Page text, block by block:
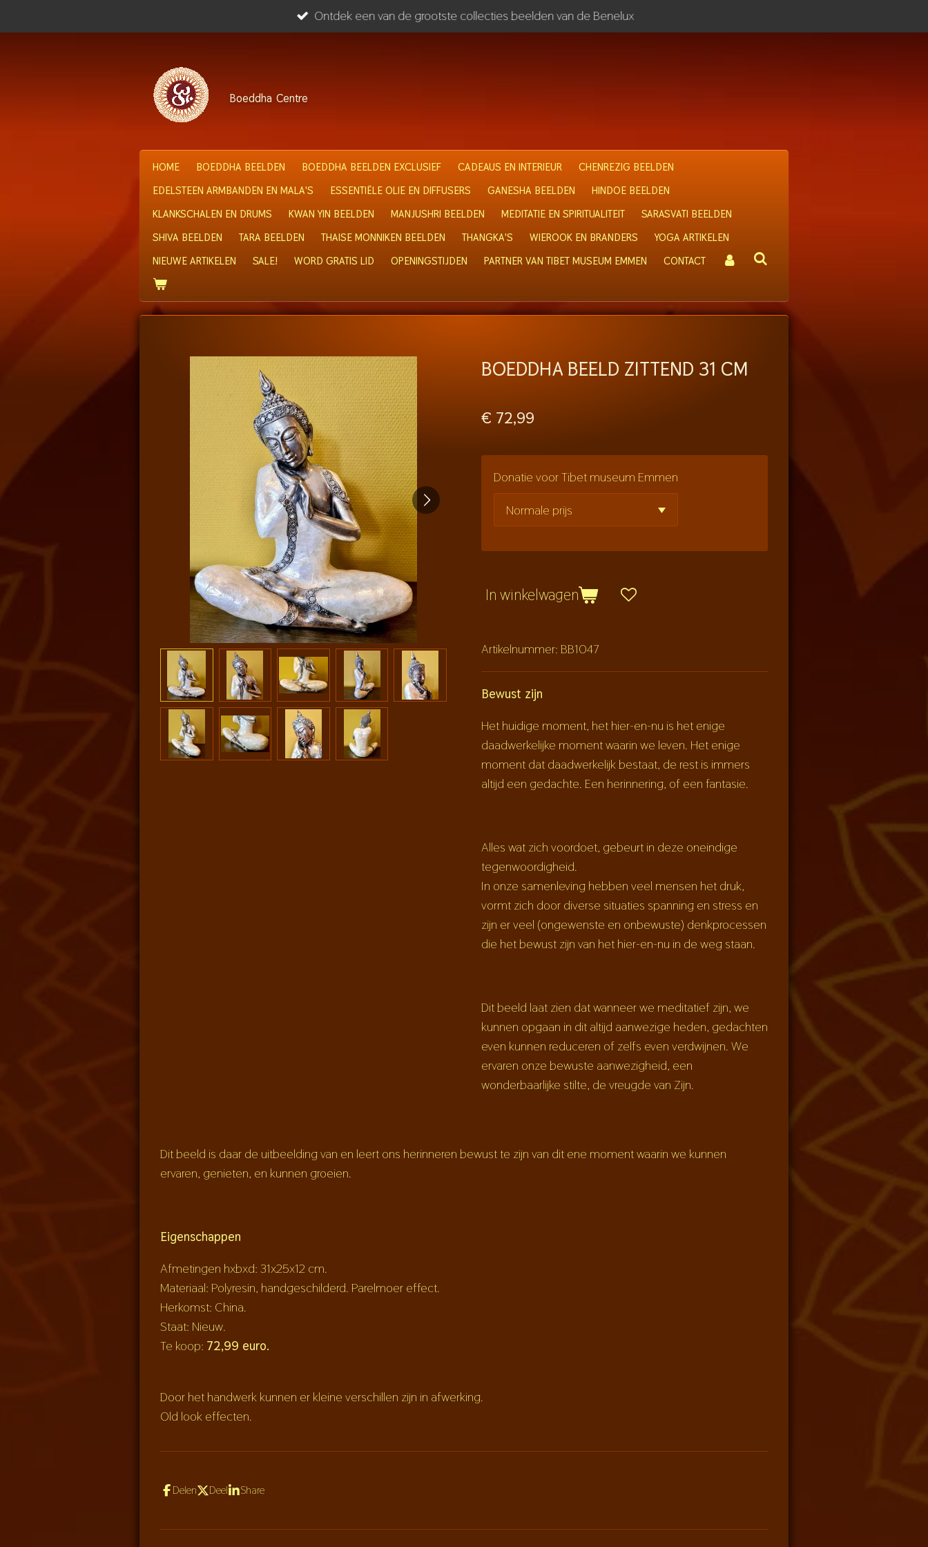
direct
Ontdek een van de grootste collecties beelden van de Benelux
Boeddha Centre
HOME BOEDDHA BEELDEN BOEDDHA BEELDEN EXCLUSIEF CADEAUS EN INTERIEUR
CHENREZIG BEELDEN
EDELSTEEN ARMBANDEN EN MALA'S
ESSENTIËLE OLIE EN DIFFUSERS GANESHA BEELDEN
HINDOE BEELDEN
KLANKSCHALEN EN DRUMS
KWAN YIN BEELDEN MANJUSHRI BEELDEN MEDITATIE EN SPIRITUALITEIT
SARASVATI BEELDEN
SHIVA BEELDEN
TARA BEELDEN THAISE MONNIKEN BEELDEN THANGKA'S WIEROOK EN BRANDERS
YOGA ARTIKELEN
NIEUWE ARTIKELEN
SALE! WORD GRATIS LID OPENINGSTIJDEN PARTNER VAN TIBET MUSEUM EMMEN CONTACT
BOEDDHA BEELD ZITTEND 31 CM
€ 72,99
Donatie voor Tibet museum Emmen
In winkelwagen
Artikelnummer: BB1047
Bewust zijn
Het huidige moment, het hier-en-nu is het enige
daadwerkelijke moment waarin we leven. Het enige
moment dat daadwerkelijk bestaat, de rest is immers
altijd een gedachte. Een herinnering, of een fantasie.
Alles wat zich voordoet, gebeurt in deze oneindige
tegenwoordigheid.
In onze samenleving hebben veel mensen het druk,
vormt zich door diverse situaties spanning en stress en
zijn er veel (ongewenste en onbewuste) denkprocessen
die het bewust zijn van het hier-en-nu in de weg staan.
Dit beeld laat zien dat wanneer we meditatief zijn, we
kunnen opgaan in dit altijd aanwezige heden, gedachten
even kunnen reduceren of zelfs even verdwijnen. We
ervaren onze bewuste aanwezigheid, een
wonderbaarlijke stilte, de vreugde van Zijn.
Dit beeld is daar de uitbeelding van en leert ons herinneren bewust te zijn van dit ene moment waarin we kunnen
ervaren, genieten, en kunnen groeien.
Eigenschappen
Afmetingen hxbxd: 31x25x12 cm.
Materiaal: Polyresin, handgeschilderd. Parelmoer effect.
Herkomst: China.
Staat: Nieuw.
Te koop: 72,99 euro.
Door het handwerk kunnen er kleine verschillen zijn in afwerking.
Old look effecten.
Delen Deel Share